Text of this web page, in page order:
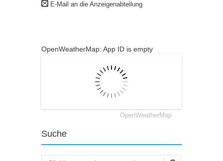
E-Mail an die Anzeigenabteilung
OpenWeatherMap: App ID is empty
OpenWeatherMap
Suche